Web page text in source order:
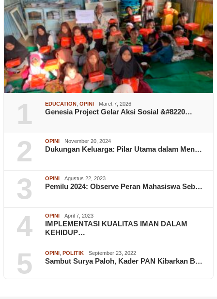
1 EDUCATION OPINI Maret 7, 2026
Genesia Project Gelar Aksi Sosial &#8220…
2 OPINI November 20, 2024
Dukungan Keluarga: Pilar Utama dalam Men…
3 OPINI Agustus 22, 2023
Pemilu 2024: Observe Peran Mahasiswa Seb…
4 OPINI April 7, 2023
IMPLEMENTASI KUALITAS IMAN DALAM
KEHIDUP…
5 OPINI POLITIK September 23, 2022
Sambut Surya Paloh, Kader PAN Kibarkan B…